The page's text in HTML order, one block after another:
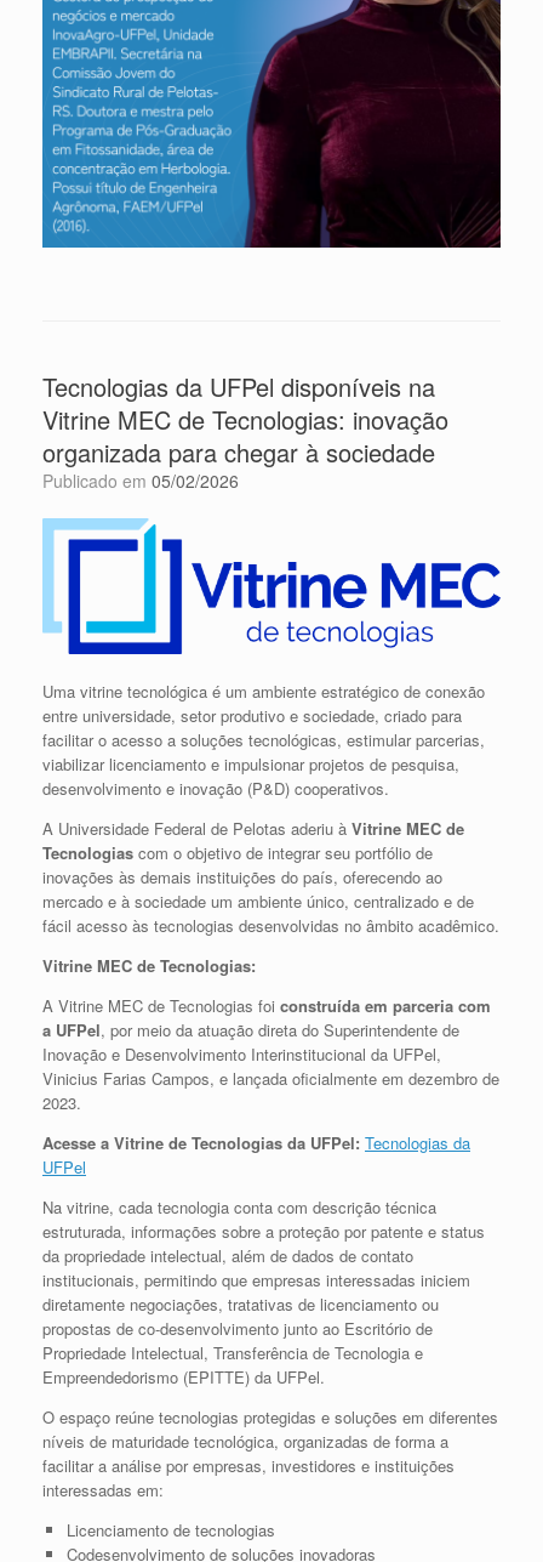
Tecnologias da UFPel disponíveis na
Vitrine MEC de Tecnologias: inovação
organizada para chegar à sociedade
Publicado em 05/02/2026
Uma vitrine tecnológica é um ambiente estratégico de conexão
entre universidade, setor produtivo e sociedade, criado para
facilitar o acesso a soluções tecnológicas, estimular parcerias,
viabilizar licenciamento e impulsionar projetos de pesquisa,
desenvolvimento e inovação (P&D) cooperativos.
A Universidade Federal de Pelotas aderiu à Vitrine MEC de
Tecnologias com o objetivo de integrar seu portfólio de
inovações às demais instituições do país, oferecendo ao
mercado e à sociedade um ambiente único, centralizado e de
fácil acesso às tecnologias desenvolvidas no âmbito acadêmico.
Vitrine MEC de Tecnologias:
A Vitrine MEC de Tecnologias foi construída em parceria com
a UFPel, por meio da atuação direta do Superintendente de
Inovação e Desenvolvimento Interinstitucional da UFPel,
Vinicius Farias Campos, e lançada oficialmente em dezembro de
2023.
Acesse a Vitrine de Tecnologias da UFPel: Tecnologias da
UFPel
Na vitrine, cada tecnologia conta com descrição técnica
estruturada, informações sobre a proteção por patente e status
da propriedade intelectual, além de dados de contato
institucionais, permitindo que empresas interessadas iniciem
diretamente negociações, tratativas de licenciamento ou
propostas de co-desenvolvimento junto ao Escritório de
Propriedade Intelectual, Transferência de Tecnologia e
Empreendedorismo (EPITTE) da UFPel.
O espaço reúne tecnologias protegidas e soluções em diferentes
níveis de maturidade tecnológica, organizadas de forma a
facilitar a análise por empresas, investidores e instituições
interessadas em:
Licenciamento de tecnologias
Codesenvolvimento de soluções inovadoras